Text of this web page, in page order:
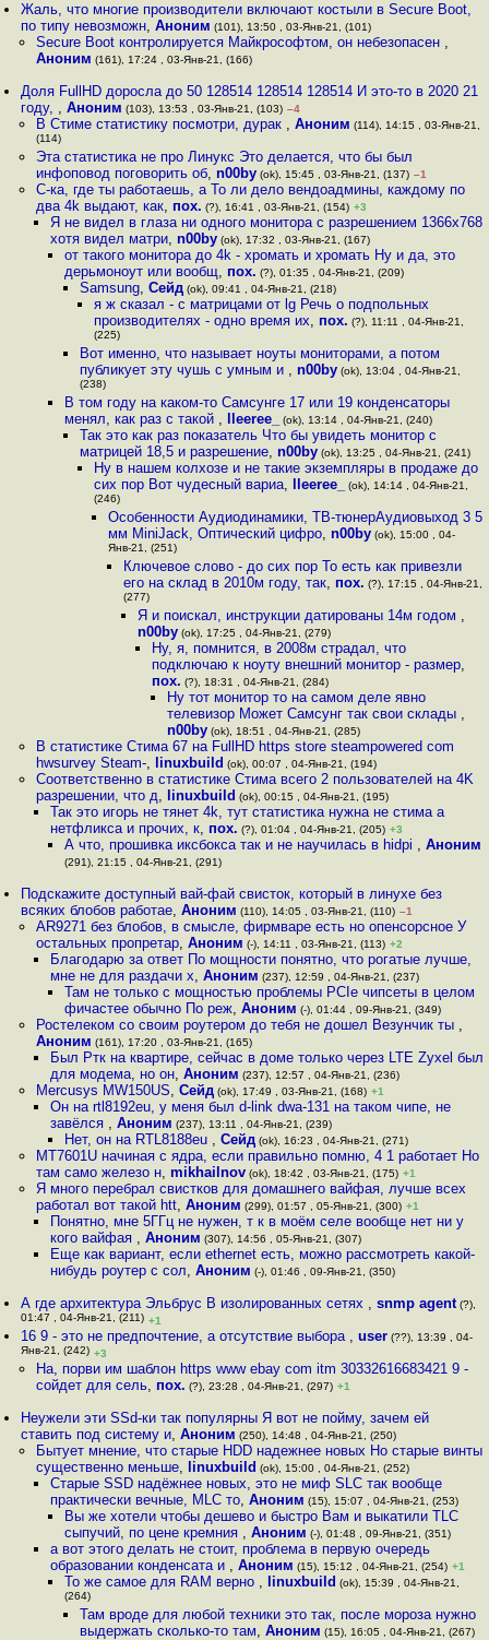
Жаль, что многие производители включают костыли в Secure Boot,
по типу невозможн,Аноним (101), 13:50 , 03-Янв-21, (101)
Secure Boot контролируется Майкрософтом, он небезопасен ,
Аноним (161), 17:24 , 03-Янв-21, (166)
Доля FullHD доросла до 50 128514 128514 128514 И это-то в 2020 21
году, ,Аноним (103), 13:53 , 03-Янв-21, (103) –4
В Стиме статистику посмотри, дурак , Аноним (114), 14:15 , 03-Янв-21,
(114)
Эта статистика не про Линукс Это делается, что бы был
инфоповод поговорить об, n00by(ok), 15:45 , 03-Янв-21, (137) –1
С-ка, где ты работаешь, а То ли дело вендоадмины, каждому по
два 4k выдают, как, пох. (?), 16:41 , 03-Янв-21, (154) +3
Я не видел в глаза ни одного монитора с разрешением 1366x768
хотя видел матри, n00by(ok), 17:32 , 03-Янв-21, (167)
от такого монитора до 4k - хромать и хромать Ну и да, это
дерьмоноут или вообщ, пох. (?), 01:35 , 04-Янв-21, (209)
Samsung, Сейд(ok), 09:41 , 04-Янв-21, (218)
я ж сказал - с матрицами от lg Речь о подпольных
производителях - одно время их, пох. (?), 11:11 , 04-Янв-21,
(225)
Вот именно, что называет ноуты мониторами, а потом
публикует эту чушь с умным и , n00by(ok), 13:04 , 04-Янв-21,
(238)
В том году на каком-то Самсунге 17 или 19 конденсаторы
менял, как раз с такой , lleeree_ (ok), 13:14 , 04-Янв-21, (240)
Так это как раз показатель Что бы увидеть монитор с
матрицей 18,5 и разрешение, n00by(ok), 13:25 , 04-Янв-21, (241)
Ну в нашем колхозе и не такие экземпляры в продаже до
сих пор Вот чудесный вариа, lleeree_ (ok), 14:14 , 04-Янв-21,
(246)
Особенности Аудиодинамики, ТВ-тюнерАудиовыход 3 5
мм MiniJack, Оптический цифро,n00by (ok), 15:00 , 04-
Янв-21, (251)
Ключевое слово - до сих пор То есть как привезли
его на склад в 2010м году, так, пох. (?), 17:15 , 04-Янв-21,
(277)
Я и поискал, инструкции датированы 14м годом ,
n00by(ok), 17:25 , 04-Янв-21, (279)
Ну, я, помнится, в 2008м страдал, что
подключаю к ноуту внешний монитор - размер,
пох. (?), 18:31 , 04-Янв-21, (284)
Ну тот монитор то на самом деле явно
телевизор Может Самсунг так свои склады ,
n00by(ok), 18:51 , 04-Янв-21, (285)
В статистике Стима 67 на FullHD https store steampowered com
hwsurvey Steam-, linuxbuild (ok), 00:07 , 04-Янв-21, (194)
Соответственно в статистике Стима всего 2 пользователей на 4K
разрешении, что д, linuxbuild (ok), 00:15 , 04-Янв-21, (195)
Так это игорь не тянет 4k, тут статистика нужна не стима а
нетфликса и прочих, к, пох. (?), 01:04 , 04-Янв-21, (205) +3
А что, прошивка иксбокса так и не научилась в hidpi ,Аноним
(291), 21:15 , 04-Янв-21, (291)
Подскажите доступный вай-фай свисток, который в линухе без
всяких блобов работае,Аноним (110), 14:05 , 03-Янв-21, (110) –1
AR9271 без блобов, в смысле, фирмваре есть но опенсорсное У
остальных пропретар, Аноним (-), 14:11 , 03-Янв-21, (113) +2
Благодарю за ответ По мощности понятно, что рогатые лучше,
мне не для раздачи х, Аноним (237), 12:59 , 04-Янв-21, (237)
Там не только с мощностью проблемы PCIe чипсеты в целом
фичастее обычно По реж,Аноним (-), 01:44 , 09-Янв-21, (349)
Ростелеком со своим роутером до тебя не дошел Везунчик ты ,
Аноним (161), 17:20 , 03-Янв-21, (165)
Был Ртк на квартире, сейчас в доме только через LTE Zyxel был
для модема, но он, Аноним (237), 12:57 , 04-Янв-21, (236)
Mercusys MW150US, Сейд(ok), 17:49 , 03-Янв-21, (168) +1
Он на rtl8192eu, у меня был d-link dwa-131 на таком чипе, не
завёлся , Аноним (237), 13:11 , 04-Янв-21, (239)
Нет, он на RTL8188eu ,Сейд (ok), 16:23 , 04-Янв-21, (271)
MT7601U начиная с ядра, если правильно помню, 4 1 работает Но
там само железо н, mikhailnov(ok), 18:42 , 03-Янв-21, (175) +1
Я много перебрал свистков для домашнего вайфая, лучше всех
работал вот такой htt, Аноним (299), 01:57 , 05-Янв-21, (300) +1
Понятно, мне 5ГГц не нужен, т к в моём селе вообще нет ни у
кого вайфая , Аноним (307), 14:56 , 05-Янв-21, (307)
Еще как вариант, если ethernet есть, можно рассмотреть какой-
нибудь роутер с сол, Аноним (-), 01:46 , 09-Янв-21, (350)
А где архитектура Эльбрус В изолированных сетях ,snmp agent (?),
01:47 , 04-Янв-21, (211) +1
16 9 - это не предпочтение, а отсутствие выбора ,user (??), 13:39 , 04-
Янв-21, (242) +3
На, порви им шаблон https www ebay com itm 30332616683421 9 -
сойдет для сель, пох. (?), 23:28 , 04-Янв-21, (297) +1
Неужели эти SSd-ки так популярны Я вот не пойму, зачем ей
ставить под систему и,Аноним (250), 14:48 , 04-Янв-21, (250)
Бытует мнение, что старые HDD надежнее новых Но старые винты
существенно меньше, linuxbuild (ok), 15:00 , 04-Янв-21, (252)
Старые SSD надёжнее новых, это не миф SLC так вообще
практически вечные, MLC то, Аноним (15), 15:07 , 04-Янв-21, (253)
Вы же хотели чтобы дешево и быстро Вам и выкатили TLC
сыпучий, по цене кремния ,Аноним (-), 01:48 , 09-Янв-21, (351)
а вот этого делать не стоит, проблема в первую очередь
образовании конденсата и , Аноним (15), 15:12 , 04-Янв-21, (254) +1
То же самое для RAM верно , linuxbuild (ok), 15:39 , 04-Янв-21,
(264)
Там вроде для любой техники это так, после мороза нужно
выдержать сколько-то там, Аноним (15), 16:05 , 04-Янв-21, (267)